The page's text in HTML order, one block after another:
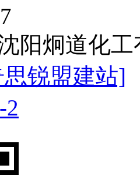
沈阳炯道
锐盟建站]
2